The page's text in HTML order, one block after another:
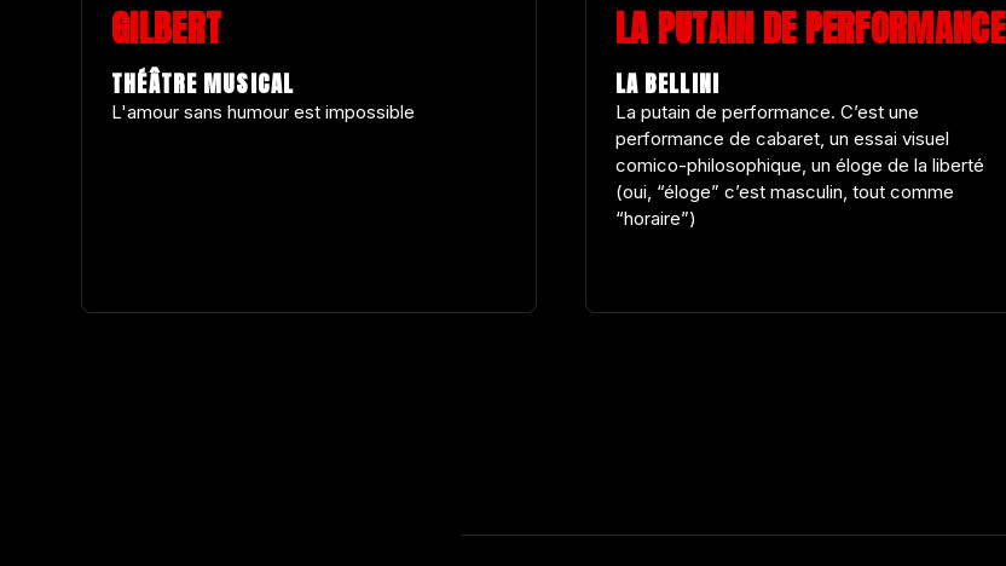
GILBERT
THÉÂTRE MUSICAL
L'amour sans humour est impossible
LA PUTAIN DE PERFORMANCE
LA BELLINI
La putain de performance. C’est une
performance de cabaret, un essai visuel
comico-philosophique, un éloge de la liberté
(oui, “éloge” c’est masculin, tout comme
“horaire”)